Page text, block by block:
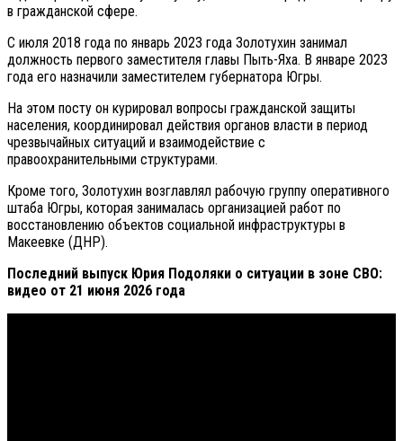
в гражданской сфере.
С июля 2018 года по январь 2023 года Золотухин занимал
должность первого заместителя главы Пыть-Яха. В январе 2023
года его назначили заместителем губернатора Югры.
На этом посту он курировал вопросы гражданской защиты
населения, координировал действия органов власти в период
чрезвычайных ситуаций и взаимодействие с
правоохранительными структурами.
Кроме того, Золотухин возглавлял рабочую группу оперативного
штаба Югры, которая занималась организацией работ по
восстановлению объектов социальной инфраструктуры в
Макеевке (ДНР).
Последний выпуск Юрия Подоляки о ситуации в зоне СВО:
видео от 21 июня 2026 года